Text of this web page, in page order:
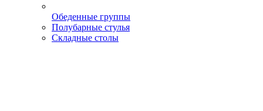
Обеденные группы
Полубарные стулья
Складные столы